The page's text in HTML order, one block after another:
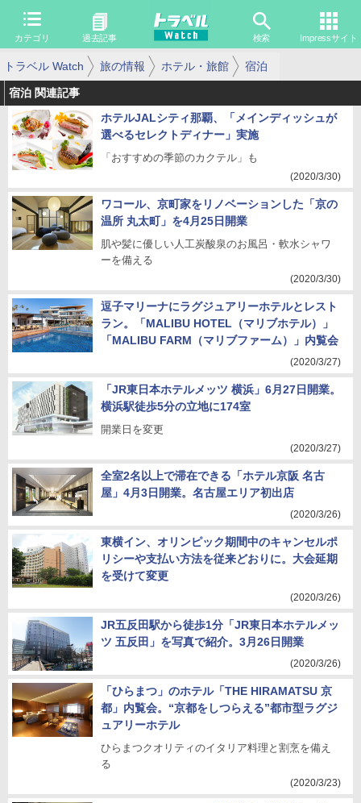
カテゴリ 過去記事 検索 Impressサイト
トラベル Watch 旅の情報 ホテル・旅館 宿泊
宿泊 関連記事
ホテルJALシティ那覇、「メインディッシュが
選べるセレクトディナー」実施
「おすすめの季節のカクテル」も
(2020/3/30)
ワコール、京町家をリノベーションした「京の
温所 丸太町」を4月25日開業
肌や髪に優しい人工炭酸泉のお風呂・軟水シャワ
ーを備える
(2020/3/30)
逗子マリーナにラグジュアリーホテルとレスト
ラン。「MALIBU HOTEL（マリブホテル）」
「MALIBU FARM（マリブファーム）」内覧会
(2020/3/27)
「JR東日本ホテルメッツ 横浜」6月27日開業。
横浜駅徒歩5分の立地に174室
開業日を変更
(2020/3/27)
全室2名以上で滞在できる「ホテル京阪 名古
屋」4月3日開業。名古屋エリア初出店
(2020/3/26)
東横イン、オリンピック期間中のキャンセルポ
リシーや支払い方法を従来どおりに。大会延期
を受けて変更
(2020/3/26)
JR五反田駅から徒歩1分「JR東日本ホテルメッ
ツ 五反田」を写真で紹介。3月26日開業
(2020/3/26)
「ひらまつ」のホテル「THE HIRAMATSU 京
都」内覧会。“京都をしつらえる”都市型ラグジ
ュアリーホテル
ひらまつクオリティのイタリア料理と割烹を備え
る
(2020/3/23)